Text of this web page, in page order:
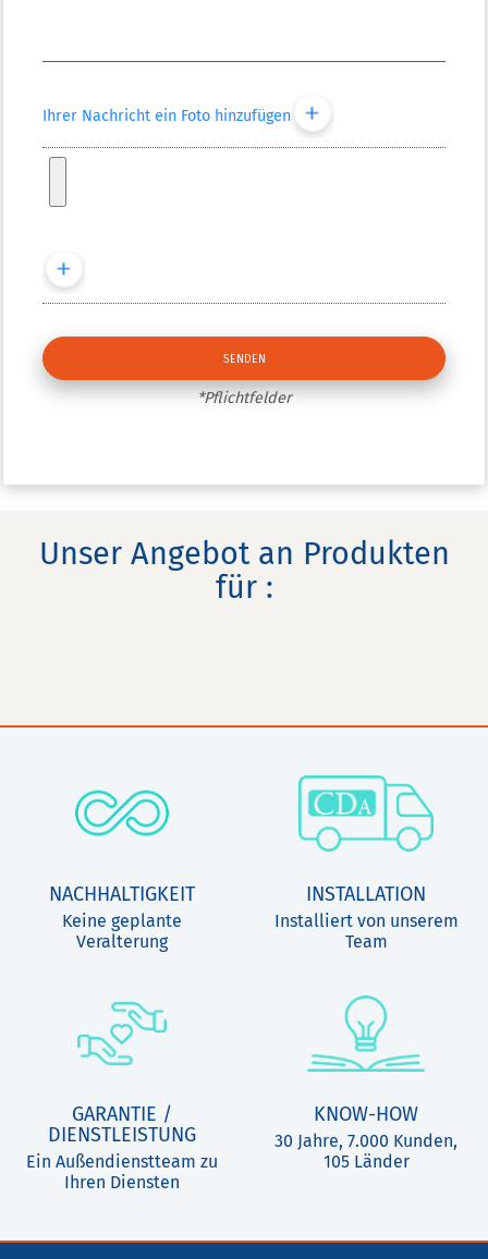
Ihrer Nachricht ein Foto hinzufügen
*Pflichtfelder
Unser Angebot an Produkten
für :
NACHHALTIGKEIT
Keine geplante
Veralterung
INSTALLATION
Installiert von unserem
Team
GARANTIE /
DIENSTLEISTUNG
Ein Außendienstteam zu
Ihren Diensten
KNOW-HOW
30 Jahre, 7.000 Kunden,
105 Länder